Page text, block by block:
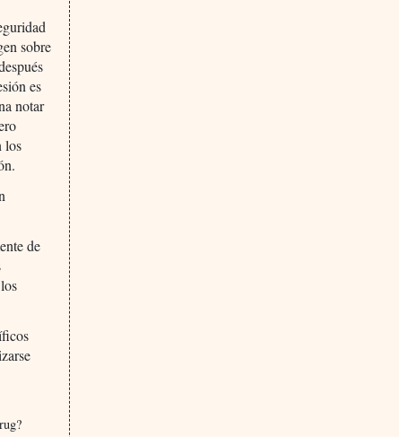
sobre
es
notar
los
de